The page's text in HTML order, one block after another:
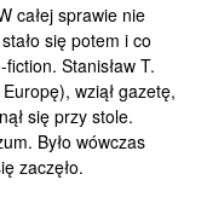
całej sprawie nie
się potem i co
Stanisław T.
wziął gazetę,
się przy stole.
Było wówczas
zaczęło.